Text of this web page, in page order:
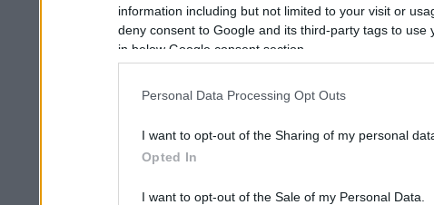
information including but not limited to your visit or
deny consent to Google and its third-party tags to
in below Google consent section.
Personal Data Processing Opt Outs
I want to opt-out of the Sharing of my personal
Opted In
I want to opt-out of the Sale of my Personal Data.